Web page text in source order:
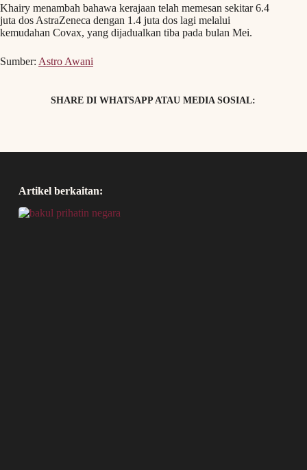
Khairy menambah bahawa kerajaan telah memesan sekitar 6.4
juta dos AstraZeneca dengan 1.4 juta dos lagi melalui
kemudahan Covax, yang dijadualkan tiba pada bulan Mei.
Sumber: Astro Awani
SHARE DI WHATSAPP ATAU MEDIA SOSIAL:
Artikel berkaitan: